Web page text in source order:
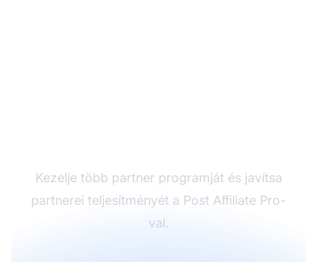
Kezelje több partner programját és javítsa
partnerei teljesítményét a Post Affiliate Pro-
val.